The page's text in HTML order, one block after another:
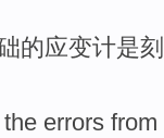
的应变计是
errors from